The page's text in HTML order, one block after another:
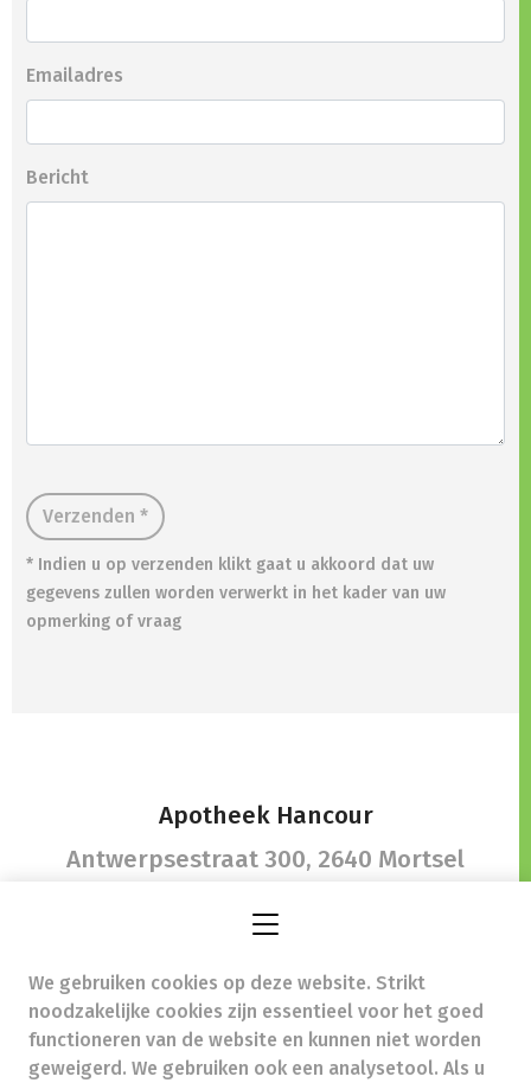
Emailadres
Bericht
Verzenden *
* Indien u op verzenden klikt gaat u akkoord dat uw
gegevens zullen worden verwerkt in het kader van uw
opmerking of vraag
Apotheek Hancour
Antwerpsestraat 300, 2640 Mortsel
info@hancour.be - Ondernemingsnummer (BTW nr.)
(BE)0404302136
Beroepstitel: Apotheker werkzaam in België
We gebruiken cookies op deze website. Strikt
noodzakelijke cookies zijn essentieel voor het goed
functioneren van de website en kunnen niet worden
geweigerd. We gebruiken ook een analysetool. Als u